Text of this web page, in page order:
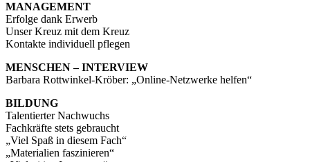
MANAGEMENT
Erfolge dank Erwerb
Unser Kreuz mit dem Kreuz
Kontakte individuell pflegen
MENSCHEN – INTERVIEW
Barbara Rottwinkel-Kröber: „Online-Netzwerke helfen“
BILDUNG
Talentierter Nachwuchs
Fachkräfte stets gebraucht
„Viel Spaß in diesem Fach“
„Materialien faszinieren“